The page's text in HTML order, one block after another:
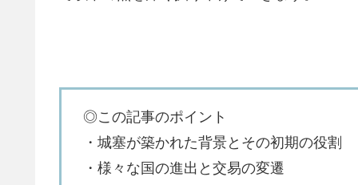
◎この記事のポイント
・城塞が築かれた背景とその初期の役割
・様々な国の進出と交易の変遷